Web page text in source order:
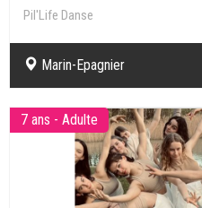
Pil'Life Danse
Marin-Epagnier
7 ans - Adulte